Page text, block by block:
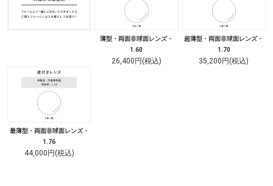
薄型・両面非球面レンズ・
1.60
26,400円(税込)
超薄型・両面非球面レンズ・
1.70
35,200円(税込)
最薄型・両面非球面レンズ・
1.76
44,000円(税込)